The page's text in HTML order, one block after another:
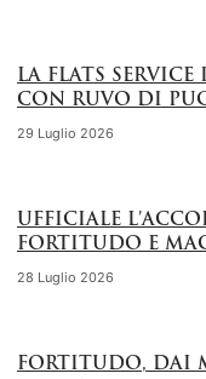
LA FLATS
CON RUVO DI
29 Luglio 2026
UFFICIALE
FORTITUDO E
28 Luglio 2026
FORTITUDO, DAI